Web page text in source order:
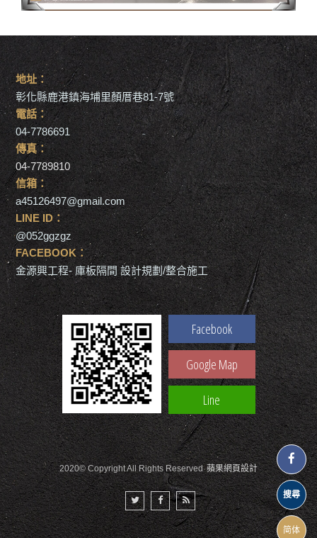
搜尋
简体
地址：
彰化縣鹿港鎮海埔里顏厝巷81-7號
電話：
04-7786691
傳真：
04-7789810
信箱：
a45126497@gmail.com
LINE ID：
@052ggzgz
FACEBOOK：
金源興工程- 庫板隔間 設計規劃/整合施工
Facebook
Google Map
Line
2020© Copyright All Rights Reserved 蘋果網頁設計